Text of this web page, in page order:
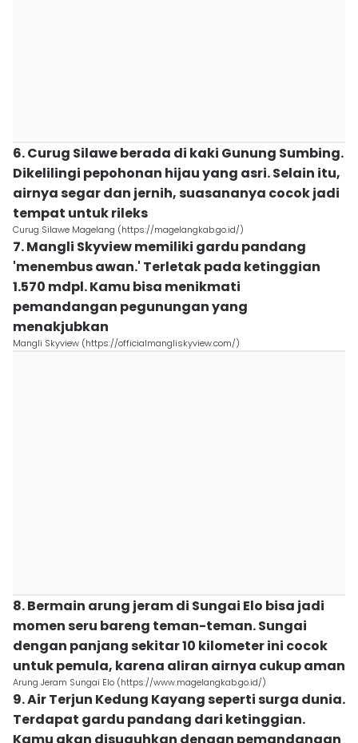
6. Curug Silawe berada di kaki Gunung Sumbing.
Dikelilingi pepohonan hijau yang asri. Selain itu,
airnya segar dan jernih, suasananya cocok jadi
tempat untuk rileks
Curug Silawe Magelang (https://magelangkab.go.id/)
7. Mangli Skyview memiliki gardu pandang
'menembus awan.' Terletak pada ketinggian
1.570 mdpl. Kamu bisa menikmati
pemandangan pegunungan yang
menakjubkan
Mangli Skyview (https://officialmangliskyview.com/)
8. Bermain arung jeram di Sungai Elo bisa jadi
momen seru bareng teman-teman. Sungai
dengan panjang sekitar 10 kilometer ini cocok
untuk pemula, karena aliran airnya cukup aman
Arung Jeram Sungai Elo (https://www.magelangkab.go.id/)
9. Air Terjun Kedung Kayang seperti surga dunia.
Terdapat gardu pandang dari ketinggian.